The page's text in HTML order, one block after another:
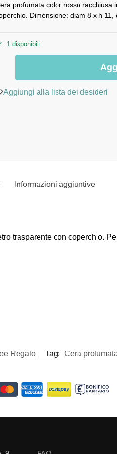
profumata color rosso racchiusa
Dimensione: diam 8 x h 11,
1 disponibili
Aggiungi alla lista dei desideri
Informazioni aggiuntive
trasparente con coperchio.
Regalo Tag: Cera profumata